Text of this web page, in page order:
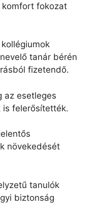
komfort fokozat
tanár bérén
fizetendő.
az esetleges
felerősítették.
növekedését
tanulók
biztonság